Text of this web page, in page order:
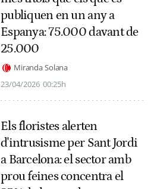
publiquen en un any a
Espanya: 75.000 davant de
25.000
Miranda Solana
23/04/2026 00:25h
Els floristes alerten
d'intrusisme per Sant Jordi
a Barcelona: el sector amb
prou feines concentra el